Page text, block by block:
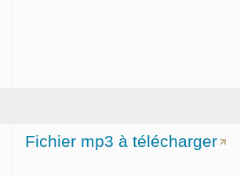
Fichier mp3 à télécharger